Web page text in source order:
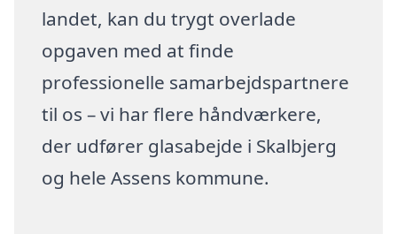
landet, kan du trygt overlade
opgaven med at finde
professionelle samarbejdspartnere
til os – vi har flere håndværkere,
der udfører glasabejde i Skalbjerg
og hele Assens kommune.